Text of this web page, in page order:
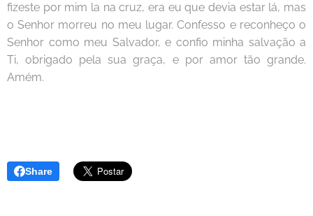
fizeste por mim la na cruz, era eu que devia estar lá, mas
o Senhor morreu no meu lugar. Confesso e reconheço o
Senhor como meu Salvador, e confio minha salvação a
Ti, obrigado pela sua graça, e por amor tão grande.
Amém.
Share